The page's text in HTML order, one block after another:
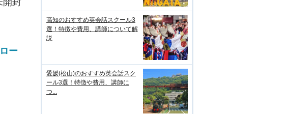
開封
ー
高知のおすすめ英会話スクール3
選！特徴や費用、講師について解
説
愛媛(松山)のおすすめ英会話スク
ール3選！特徴や費用、講師に
つ...